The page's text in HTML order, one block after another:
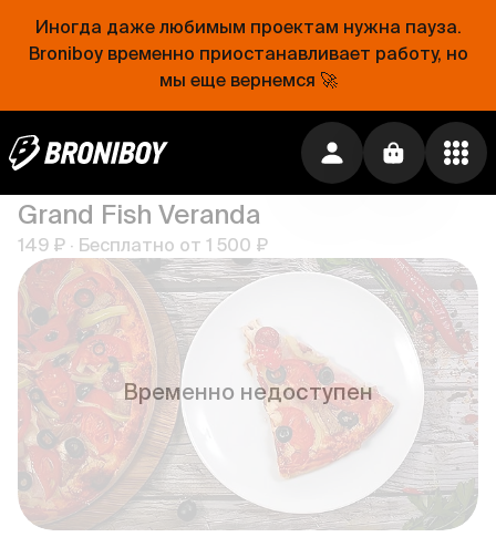
Иногда даже любимым проектам нужна пауза.
Broniboy временно приостанавливает работу, но
мы еще вернемся 🚀
Временно недоступен
Grand Fish Veranda
149 ₽ · Бесплатно от 1 500 ₽
Временно недоступен